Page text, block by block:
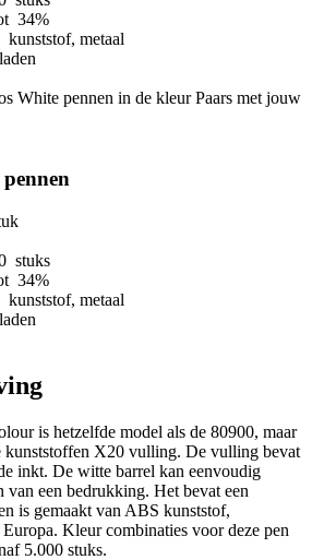
34%
kunststof, metaal
stuks
34%
kunststof, metaal
is hetzelfde model als de 80900, maar
kunststoffen X20 vulling. De vulling bevat
inkt. De witte barrel kan eenvoudig
van een bedrukking. Het bevat een
is gemaakt van ABS kunststof,
Kleur combinaties voor deze pen
5.000 stuks.